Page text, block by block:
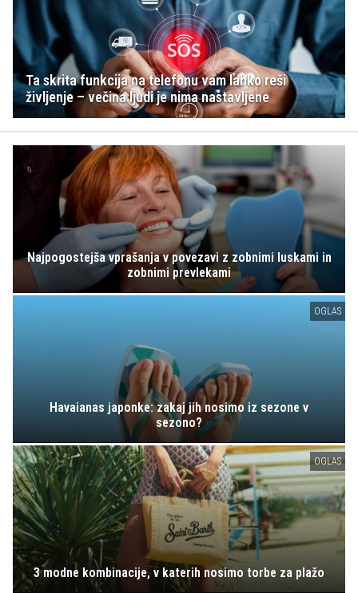
Ta skrita funkcija na telefonu vam lahko reši
življenje – večina ljudi je nima nastavljene
Najpogostejša vprašanja v povezavi z zobnimi luskami in
zobnimi prevlekami
OGLAS
Havaianas japonke: zakaj jih nosimo iz sezone v
sezono?
OGLAS
3 modne kombinacije, v katerih nosimo torbe za plažo